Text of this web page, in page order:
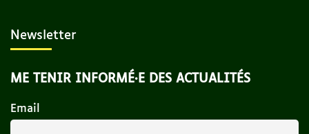
Newsletter
ME TENIR INFORMÉ·E DES ACTUALITÉS
Email